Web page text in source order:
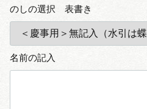
のしの選択 表書き
名前の記入